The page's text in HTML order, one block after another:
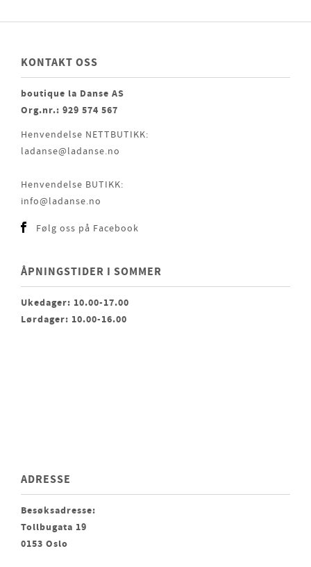
KONTAKT OSS
boutique la Danse AS
Org.nr.: 929 574 567
Henvendelse NETTBUTIKK:
ladanse@ladanse.no
Henvendelse BUTIKK:
info@ladanse.no
Følg oss på Facebook
ÅPNINGSTIDER I SOMMER
Ukedager: 10.00-17.00
Lørdager: 10.00-16.00
ADRESSE
Besøksadresse:
Tollbugata 19
0153 Oslo